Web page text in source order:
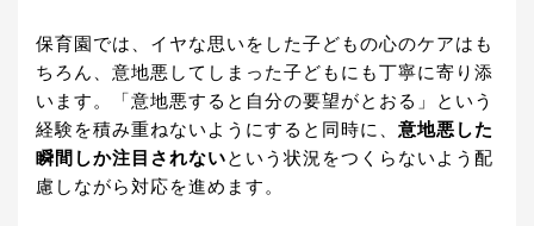
保育園では、イヤな思いをした子どもの心のケアはも
ちろん、意地悪してしまった子どもにも丁寧に寄り添
います。「意地悪すると自分の要望がとおる」という
経験を積み重ねないようにすると同時に、 意地悪した
瞬間しか注目されないという状況をつくらないよう配
慮しながら対応を進めます。